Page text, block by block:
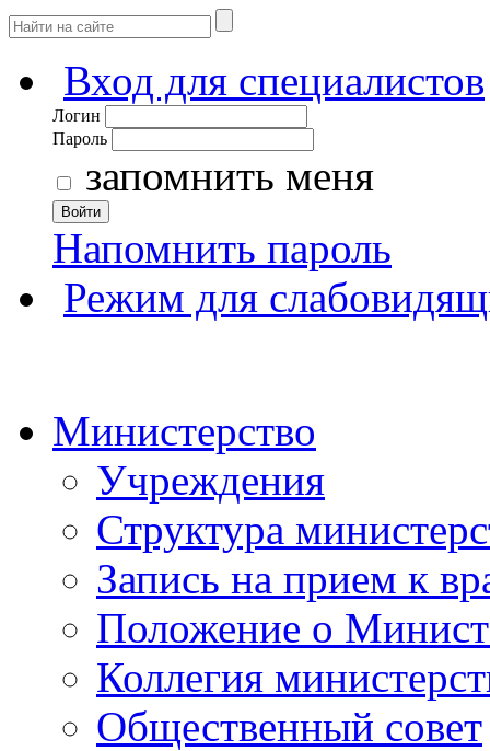
Вход для специалистов
Логин
Пароль
запомнить меня
Войти
Напомнить пароль
Режим для
Министерство
Учреждения
Структура
Запись на прием к
Положение о
Коллегия
Общественный совет